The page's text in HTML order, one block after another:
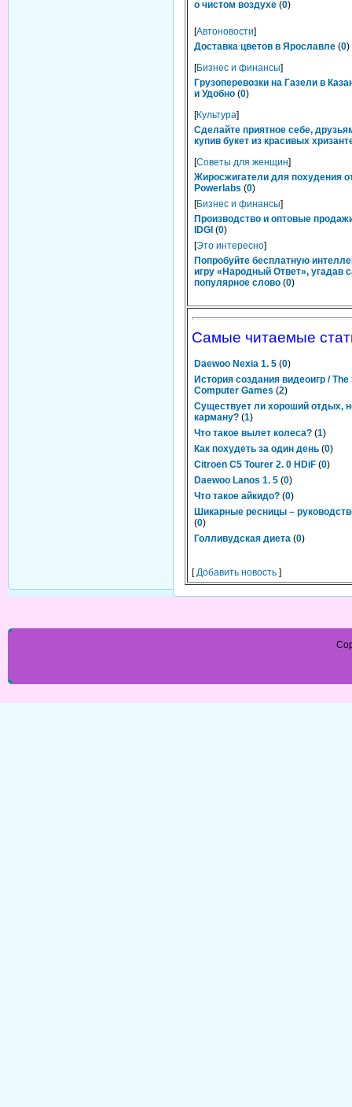
о чистом воздухе (0)
[Автоновости]
Доставка цветов в Ярославле (0)
[Бизнес и финансы]
Грузоперевозки на Газели в
и Удобно (0)
[Культура]
Сделайте приятное себе,
купив букет из красивых
[Советы для женщин]
Жиросжигатели для похудения
Powerlabs (0)
[Бизнес и финансы]
Производство и оптовые
IDGI (0)
[Это интересно]
Попробуйте бесплатную
игру «Народный Ответ», угадав
популярное слово (0)
Самые читаемые
Daewoo Nexia 1. 5 (0)
История создания видеоигр /
Computer Games (2)
Существует ли хороший отдых,
карману? (1)
Что такое вылет колеса? (1)
Как похудеть за один день (0)
Citroen C5 Tourer 2. 0 HDiF (0)
Daewoo Lanos 1. 5 (0)
Что такое айкидо? (0)
Шикарные ресницы –
(0)
Голливудская диета (0)
[Добавить новость ]